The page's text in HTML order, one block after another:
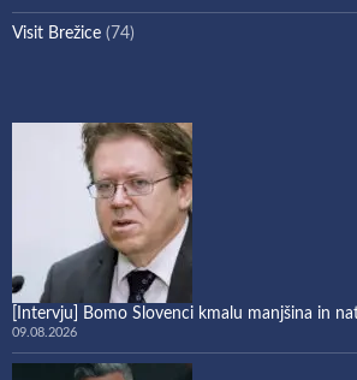
Visit Brežice (74)
[Intervju] Bomo Slovenci kmalu manjšina in
09.08.2026